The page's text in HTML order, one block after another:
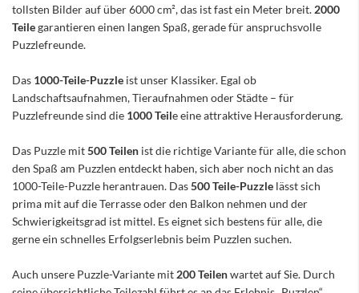
tollsten Bilder auf über 6000 cm², das ist fast ein Meter breit. 2000
Teilegarantieren einen langen Spaß, gerade für anspruchsvolle
Puzzlefreunde.
Das 1000-Teile-Puzzle ist unser Klassiker. Egal ob
Landschaftsaufnahmen, Tieraufnahmen oder Städte – für
Puzzlefreunde sind die 1000 Teile eine attraktive Herausforderung.
Das Puzzle mit500 Teilen ist die richtige Variante für alle, die schon
den Spaß am Puzzlen entdeckt haben, sich aber noch nicht an das
1000-Teile-Puzzle herantrauen. Das500 Teile-Puzzle lässt sich
prima mit auf die Terrasse oder den Balkon nehmen und der
Schwierigkeitsgrad ist mittel. Es eignet sich bestens für alle, die
gerne ein schnelles Erfolgserlebnis beim Puzzlen suchen.
Auch unsere Puzzle-Variante mit 200 Teilenwartet auf Sie. Durch